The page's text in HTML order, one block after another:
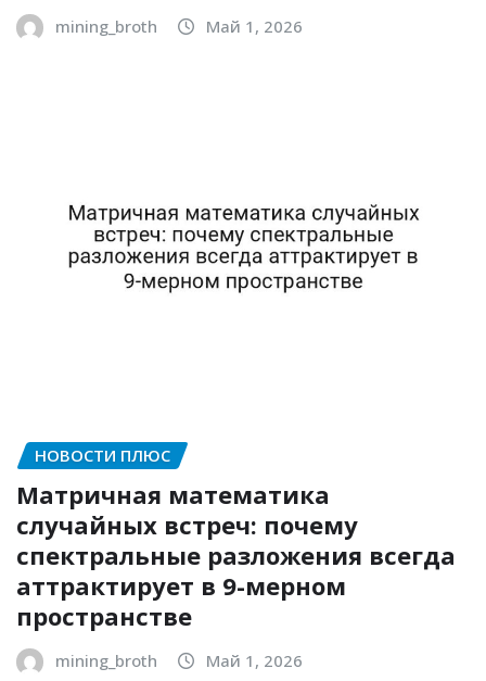
mining_broth Май 1, 2026
НОВОСТИ ПЛЮС
Матричная математика
случайных встреч: почему
спектральные разложения всегда
аттрактирует в 9-мерном
пространстве
mining_broth Май 1, 2026